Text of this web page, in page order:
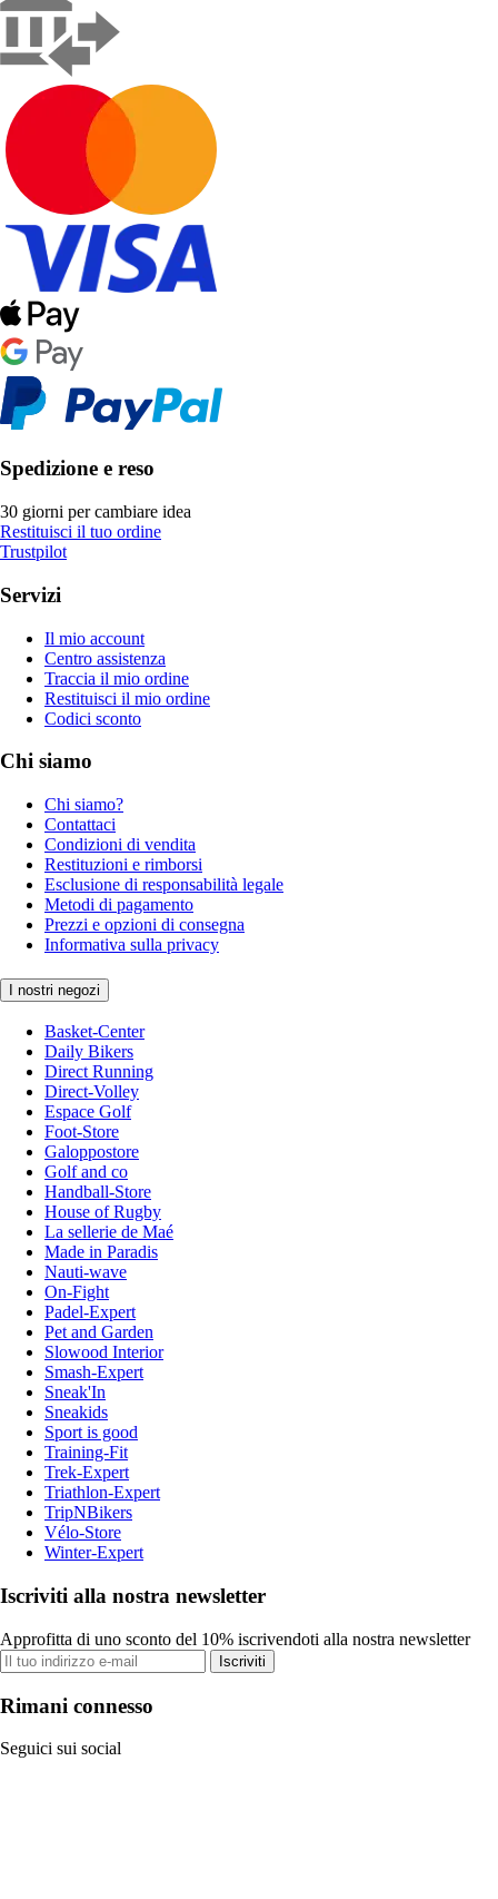
Spedizione e reso
30 giorni per cambiare idea
Restituisci il tuo ordine
Trustpilot
Servizi
Il mio account
Centro assistenza
Traccia il mio ordine
Restituisci il mio ordine
Codici sconto
Chi siamo
Chi siamo?
Contattaci
Condizioni di vendita
Restituzioni e rimborsi
Esclusione di responsabilità legale
Metodi di pagamento
Prezzi e opzioni di consegna
Informativa sulla privacy
I nostri negozi
Basket-Center
Daily Bikers
Direct Running
Direct-Volley
Espace Golf
Foot-Store
Galoppostore
Golf and co
Handball-Store
House of Rugby
La sellerie de Maé
Made in Paradis
Nauti-wave
On-Fight
Padel-Expert
Pet and Garden
Slowood Interior
Smash-Expert
Sneak'In
Sneakids
Sport is good
Training-Fit
Trek-Expert
Triathlon-Expert
TripNBikers
Vélo-Store
Winter-Expert
Iscriviti alla nostra newsletter
Approfitta di uno sconto del 10% iscrivendoti alla nostra newsletter
Iscriviti
Rimani connesso
Seguici sui social